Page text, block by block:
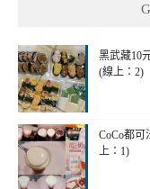
黑武藏10
(線上：2)
CoCo都
上：1)